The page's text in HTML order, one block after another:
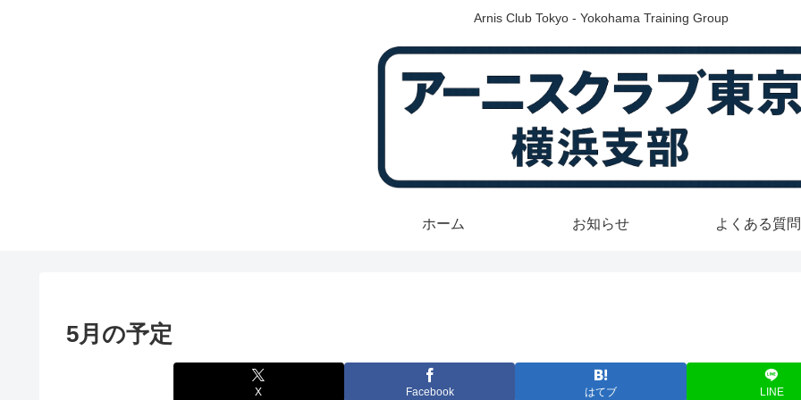
Arnis Club Tokyo - Yokohama Training Group
ホーム お知らせ よくある質問
5月の予定
X Facebook はてブ LINE